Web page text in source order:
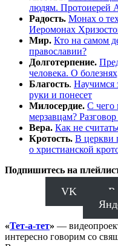
людям. Протоиерей
Радость. Монах о
Иеромонах
Мир. Кто на самом
православии?
Долготерпение.
человека. О
Благость. Научимся
руки и понесет
Милосердие. С чего
мерзавцам?
Вера. Как не
Кротость. В церкви
о христианской
Подпишитесь на
VK
«Тет-а-тет» —
интересно говорим со